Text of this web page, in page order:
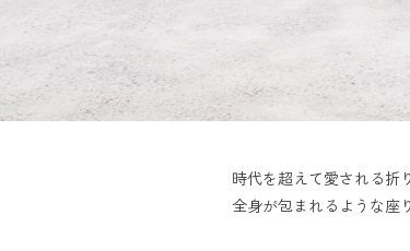
時代を超えて愛される折
全身が包まれるような座